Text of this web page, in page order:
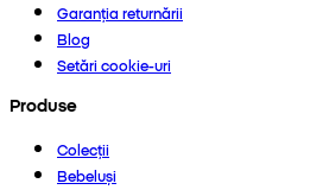
Garanția returnării
Blog
Setări cookie-uri
Produse
Colecții
Bebeluși